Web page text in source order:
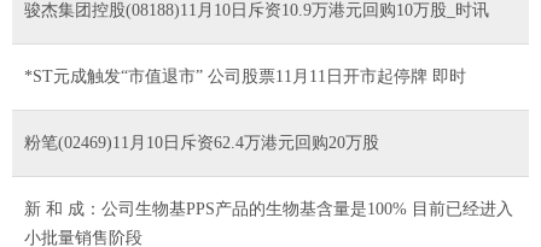
骏杰集团控股(08188)11月10日斥资10.9万港元回购10万股_时讯
*ST元成触发“市值退市” 公司股票11月11日开市起停牌 即时
粉笔(02469)11月10日斥资62.4万港元回购20万股
新 和 成：公司生物基PPS产品的生物基含量是100% 目前已经进入
小批量销售阶段